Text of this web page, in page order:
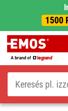
1500
Keresés